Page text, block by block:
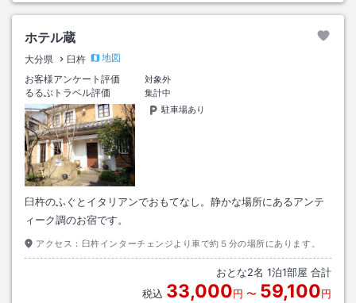
ホテル蔵
大分県 臼杵
地図
お客様アンケート評価
対象外
るるぶトラベル評価
集計中
駐車場あり
臼杵のふぐとイタリアンでおもてなし。静かな場所にあるアンテ
ィーク調のお宿です。
アクセス： 臼杵インターチェンジより車で約５分の場所にあります。
おとな2名 1泊1部屋 合計
税込 33,000円 〜 59,100円